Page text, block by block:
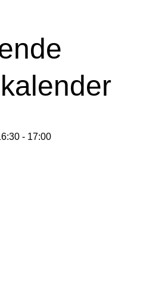
- 17:00